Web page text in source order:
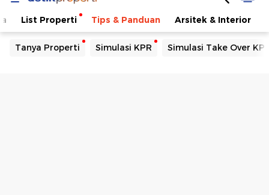
List Properti Tips & Panduan Arsitek & Interior
Tanya Properti Simulasi KPR Simulasi Take Over